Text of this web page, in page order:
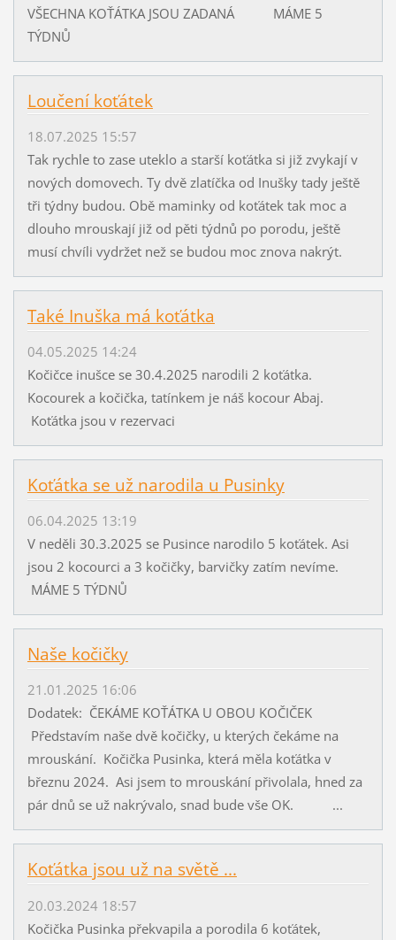
VŠECHNA KOŤÁTKA JSOU ZADANÁ MÁME 5
TÝDNŮ
Loučení koťátek
18.07.2025 15:57
Tak rychle to zase uteklo a starší koťátka si již zvykají v
nových domovech. Ty dvě zlatíčka od Inušky tady ještě
tři týdny budou. Obě maminky od koťátek tak moc a
dlouho mrouskají již od pěti týdnů po porodu, ještě
musí chvíli vydržet než se budou moc znova nakrýt.
Také Inuška má koťátka
04.05.2025 14:24
Kočičce inušce se 30.4.2025 narodili 2 koťátka.
Kocourek a kočička, tatínkem je náš kocour Abaj.
Koťátka jsou v rezervaci
Koťátka se už narodila u Pusinky
06.04.2025 13:19
V neděli 30.3.2025 se Pusince narodilo 5 koťátek. Asi
jsou 2 kocourci a 3 kočičky, barvičky zatím nevíme.
MÁME 5 TÝDNŮ
Naše kočičky
21.01.2025 16:06
Dodatek: ČEKÁME KOŤÁTKA U OBOU KOČIČEK
Představím naše dvě kočičky, u kterých čekáme na
mrouskání. Kočička Pusinka, která měla koťátka v
březnu 2024. Asi jsem to mrouskání přivolala, hned za
pár dnů se už nakrývalo, snad bude vše OK. ...
Koťátka jsou už na světě ...
20.03.2024 18:57
Kočička Pusinka překvapila a porodila 6 koťátek,